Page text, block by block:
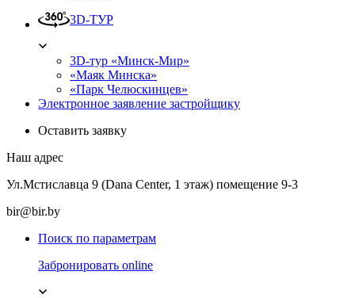
3D-ТУР
3D-тур «Минск-Мир»
«Маяк Минска»
«Парк Челюскинцев»
Электронное заявление застройщику
Оставить заявку
Наш адрес
Ул.Мстиславца 9 (Dana Center, 1 этаж) помещение 9-3
bir@bir.by
Поиск по параметрам
Забронировать online